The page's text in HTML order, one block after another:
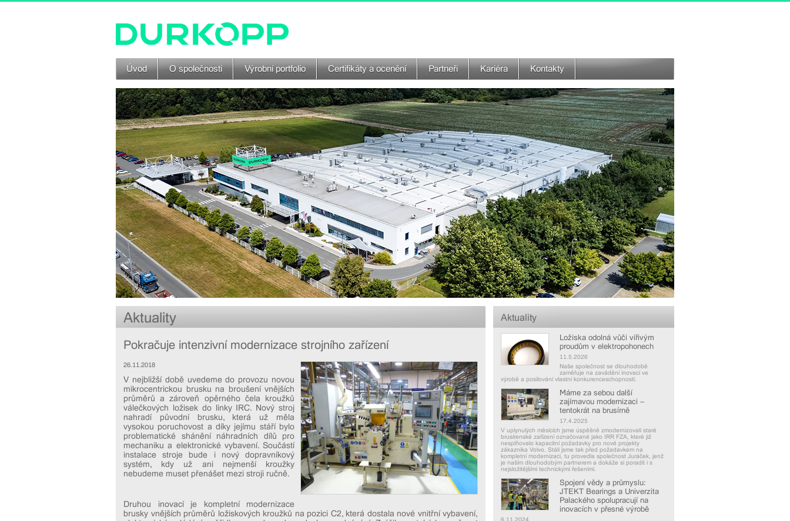
Úvod O společnosti Výrobní portfolio Certifikáty a ocenění Partneři Kariéra Kontakty
Aktuality
Pokračuje intenzivní modernizace strojního zařízení
26.11.2018
V nejbližší době uvedeme do provozu novou
mikrocentrickou brusku na broušení vnějších
průměrů a zároveň opěrného čela kroužků
válečkových ložisek do linky IRC. Nový stroj
nahradí původní brusku, která už měla
vysokou poruchovost a díky jejímu stáří bylo
problematické shánění náhradních dílů pro
mechaniku a elektronické vybavení. Součástí
instalace stroje bude i nový dopravníkový
systém, kdy už ani nejmenší kroužky
nebudeme muset přenášet mezi stroji ručně.
Druhou inovací je kompletní modernizace
brusky vnějších průměrů ložiskových kroužků na pozici C2, která dostala nové vnitřní vybavení,
Aktuality
Ložiska odolná vůči vířivým
proudům v elektropohonech
11.5.2026
Naše společnost se dlouhodobě
zaměřuje na zavádění inovací ve
výrobě a posilování vlastní konkurenceschopnosti.
Máme za sebou další
zajímavou modernizaci –
tentokrát na brusírně
17.4.2025
V uplynulých měsících jsme úspěšně zmodernizovali staré
brusírenské zařízení označované jako IRR FZA, které již
nesplňovalo kapacitní požadavky pro nové projekty
zákazníka Volvo. Stáli jsme tak před požadavkem na
kompletní modernizaci, tu provedla společnost Juráček, jenž
je naším dlouhodobým partnerem a dokáže si poradit i s
nejsložitějšími technickými řešeními.
Spojení vědy a průmyslu:
JTEKT Bearings a Univerzita
Palackého spolupracují na
inovacích v přesné výrobě
6.11.2024